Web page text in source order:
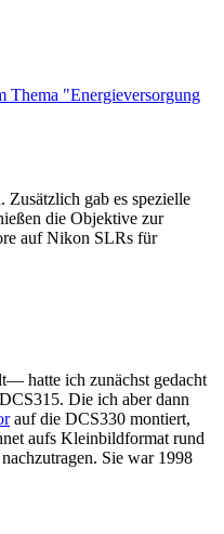
Thema "Energieversorgung
gab es spezielle
die Objektive zur
auf Nikon SLRs für
hatte ich zunächst gedacht
Die ich aber dann
auf die DCS330 montiert,
aufs Kleinbildformat rund
Sie war 1998